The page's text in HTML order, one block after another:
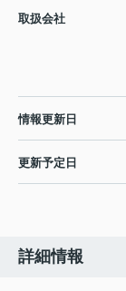
取扱会社
情報更新日
更新予定日
詳細情報